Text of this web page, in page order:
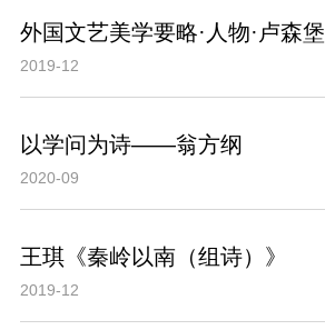
外国文艺美学要略·人物·卢森堡
2019-12
以学问为诗——翁方纲
2020-09
王琪《秦岭以南（组诗）》
2019-12